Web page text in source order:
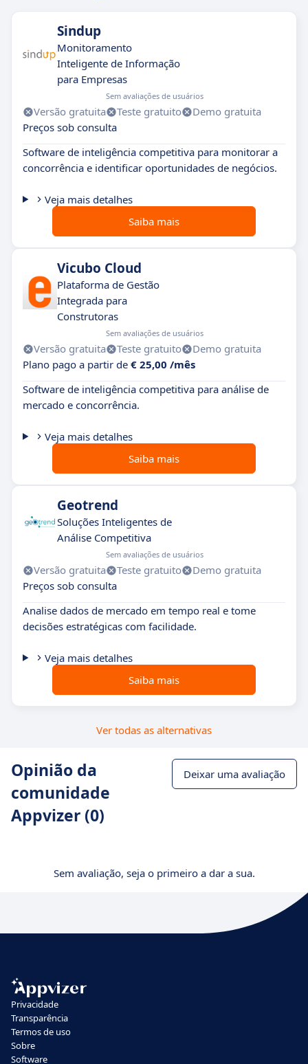
Sindup
Monitoramento
Inteligente de Informação
para Empresas
Sem avaliações de usuários
Versão gratuita Teste gratuito
Demo gratuita
Preços sob consulta
Software de inteligência competitiva para monitorar a
concorrência e identificar oportunidades de negócios.
Veja mais detalhes
Saiba mais
Vicubo Cloud
Plataforma de Gestão
Integrada para
Construtoras
Sem avaliações de usuários
Versão gratuita Teste gratuito
Demo gratuita
Plano pago a partir de € 25,00 /mês
Software de inteligência competitiva para análise de
mercado e concorrência.
Veja mais detalhes
Saiba mais
Geotrend
Soluções Inteligentes de
Análise Competitiva
Sem avaliações de usuários
Versão gratuita Teste gratuito
Demo gratuita
Preços sob consulta
Analise dados de mercado em tempo real e tome
decisões estratégicas com facilidade.
Veja mais detalhes
Saiba mais
Ver todas as alternativas
Opinião da
comunidade
Appvizer (0)
Deixar uma avaliação
Sem avaliação, seja o primeiro a dar a sua.
Privacidade
Transparência
Termos de uso
Sobre
Software